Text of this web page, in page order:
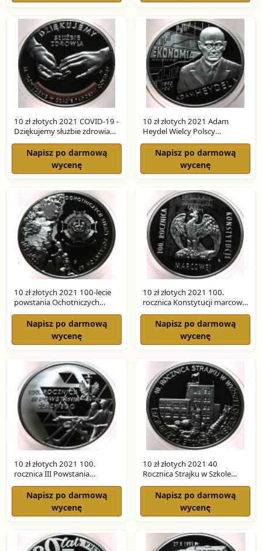
10 zł złotych 2021 COVID-19 -
Dziękujemy służbie zdrowia
SREBRO
Napisz po darmową
wycenę
10 zł złotych 2021 Adam
Heydel Wielcy Polscy
Ekonomiści SREBRO
Napisz po darmową
wycenę
10 zł złotych 2021 100-lecie
powstania Ochotniczych
Straży Pożarnych SREBRO
Napisz po darmową
wycenę
10 zł złotych 2021 100.
rocznica Konstytucji marcowej
SREBRO
Napisz po darmową
wycenę
10 zł złotych 2021 100.
rocznica III Powstania
Napisz po darmową
wycenę
10 zł złotych 2021 40
Rocznica Strajku w Szkole
Napisz po darmową
wycenę